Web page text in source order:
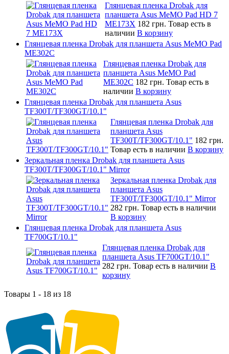
Глянцевая пленка Drobak для
планшета Asus MeMO Pad HD 7
ME173X 182 грн. Товар есть в
наличии В корзину
Глянцевая пленка Drobak для планшета Asus MeMO Pad
ME302C
Глянцевая пленка Drobak для
планшета Asus MeMO Pad
ME302C 182 грн. Товар есть в
наличии В корзину
Глянцевая пленка Drobak для планшета Asus
TF300T/TF300GT/10.1"
Глянцевая пленка Drobak для
планшета Asus
TF300T/TF300GT/10.1" 182 грн.
Товар есть в наличии В корзину
Зеркальная пленка Drobak для планшета Asus
TF300T/TF300GT/10.1" Mirror
Зеркальная пленка Drobak для
планшета Asus
TF300T/TF300GT/10.1" Mirror
282 грн. Товар есть в наличии
В корзину
Глянцевая пленка Drobak для планшета Asus
TF700GT/10.1"
Глянцевая пленка Drobak для
планшета Asus TF700GT/10.1"
282 грн. Товар есть в наличии В
корзину
Товары 1 - 18 из 18